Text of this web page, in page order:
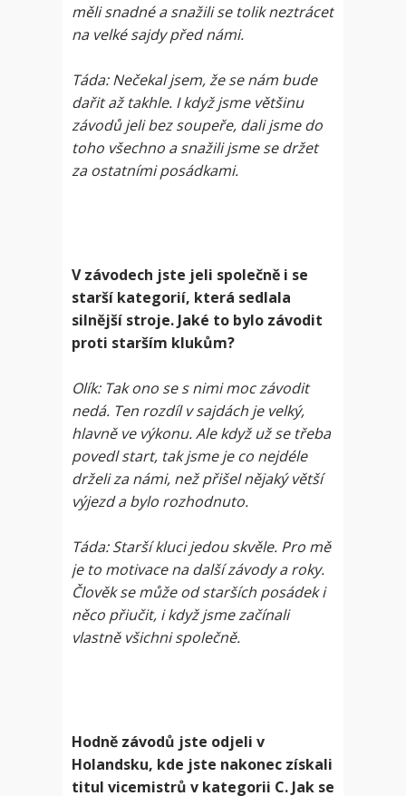
měli snadné a snažili se tolik neztrácet
na velké sajdy před námi.
Táda: Nečekal jsem, že se nám bude
dařit až takhle. I když jsme většinu
závodů jeli bez soupeře, dali jsme do
toho všechno a snažili jsme se držet
za ostatními posádkami.
V závodech jste jeli společně i se
starší kategorií, která sedlala
silnější stroje. Jaké to bylo závodit
proti starším klukům?
Olík: Tak ono se s nimi moc závodit
nedá. Ten rozdíl v sajdách je velký,
hlavně ve výkonu. Ale když už se třeba
povedl start, tak jsme je co nejdéle
drželi za námi, než přišel nějaký větší
výjezd a bylo rozhodnuto.
Táda: Starší kluci jedou skvěle. Pro mě
je to motivace na další závody a roky.
Člověk se může od starších posádek i
něco přiučit, i když jsme začínali
vlastně všichni společně.
Hodně závodů jste odjeli v
Holandsku, kde jste nakonec získali
titul vicemistrů v kategorii C. Jak se